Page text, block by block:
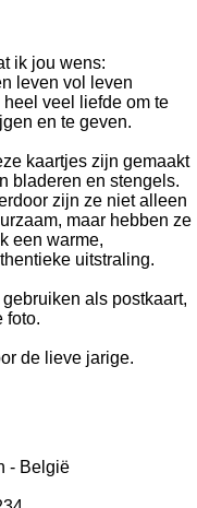
ik jou wens:
leven vol leven
heel veel liefde om te
en te geven.
kaartjes zijn gemaakt
bladeren en stengels.
zijn ze niet alleen
maar hebben ze
een warme,
uitstraling.
gebruiken als postkaart,
foto.
de lieve jarige.
- België